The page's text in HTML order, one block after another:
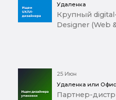
Удаленка
Крупный
Designer (Web
25 Июн
Удаленка или
Партнер-